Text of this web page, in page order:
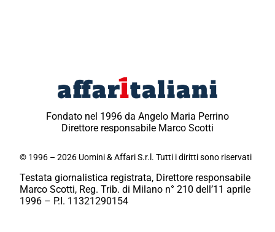
Fondato nel 1996 da Angelo Maria Perrino
Direttore responsabile Marco Scotti
© 1996 – 2026 Uomini & Affari S.r.l. Tutti i diritti sono riservati
Testata giornalistica registrata, Direttore responsabile
Marco Scotti, Reg. Trib. di Milano n° 210 dell’11 aprile
1996 – P.I. 11321290154